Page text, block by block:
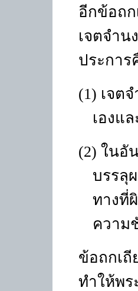
อีกข้อถ
เจตจำน
ประการ
(1) เจต
เองแ
(2) ในอั
บรรลุ
ทางที่
ความ
ข้อถกเ
ทำให้พร